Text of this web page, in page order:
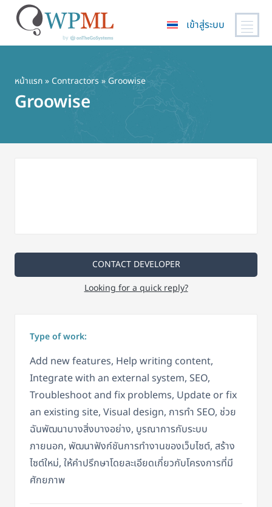
เนื้อหา
เข้าสู่ระบบ
หน้าแรก» Contractors » Groowise
Groowise
CONTACT DEVELOPER
Looking for a quick reply?
Type of work:
Add new features, Help writing content,
Integrate with an external system, SEO,
Troubleshoot and fix problems, Update or fix
an existing site, Visual design, การทำ SEO, ช่วย
ฉันพัฒนาบางสิ่งบางอย่าง, บูรณาการกับระบบ
ภายนอก, พัฒนาฟังก์ชันการทำงานของเว็บไซต์, สร้าง
ไซต์ใหม่, ให้คำปรึกษาโดยละเอียดเกี่ยวกับโครงการที่มี
ศักยภาพ